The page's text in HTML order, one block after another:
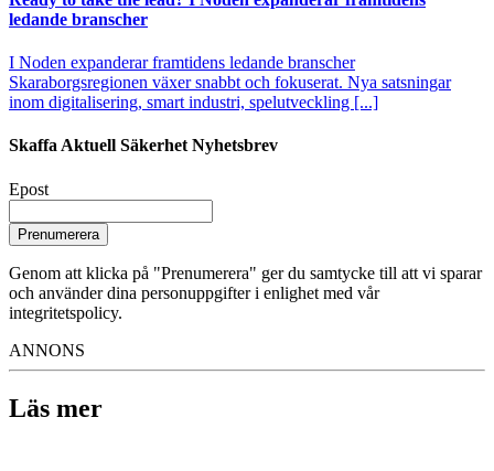
ledande branscher
I Noden expanderar framtidens ledande branscher
Skaraborgsregionen växer snabbt och fokuserat. Nya satsningar
inom digitalisering, smart industri, spelutveckling [...]
Skaffa Aktuell Säkerhet Nyhetsbrev
Epost
Prenumerera
Genom att klicka på "Prenumerera" ger du samtycke till att vi sparar
och använder dina personuppgifter i enlighet med vår
integritetspolicy.
ANNONS
Läs mer